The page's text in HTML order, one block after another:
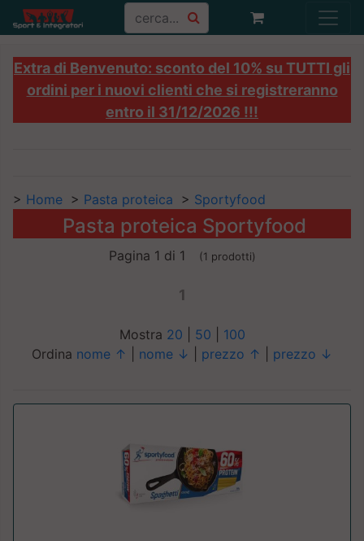
Extra di Benvenuto: sconto del 10% su TUTTI gli
ordini per i nuovi clienti che si registreranno
entro il 31/12/2026 !!!
> Home > Pasta proteica > Sportyfood
Pasta proteica Sportyfood
Pagina 1 di 1 (1 prodotti)
1
Mostra 20 50
100
Ordina nome ↑ nome ↓ prezzo ↑ prezzo ↓